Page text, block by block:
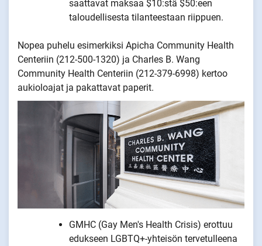
saattavat maksaa $10:stä $50:een
taloudellisesta tilanteestaan riippuen.
Nopea puhelu esimerkiksi Apicha Community Health
Centeriin (212-500-1320) ja Charles B. Wang
Community Health Centeriin (212-379-6998) kertoo
aukioloajat ja pakattavat paperit.
GMHC (Gay Men's Health Crisis) erottuu
edukseen LGBTQ+-yhteisön tervetulleena